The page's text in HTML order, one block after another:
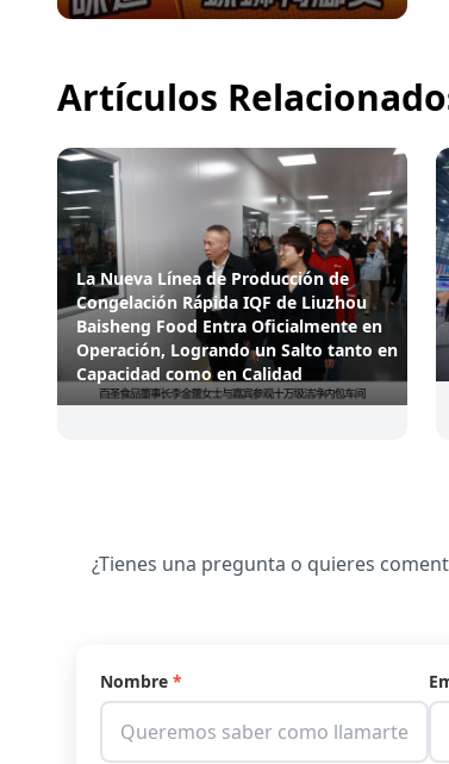
Artículos
La Nueva Línea de Producción de
Congelación Rápida IQF de Liuzhou
Baisheng Food Entra Oficialmente en
Operación, Logrando un Salto tanto en
Capacidad como en Calidad
¿Tienes una pregunta o quieres
Nombre *